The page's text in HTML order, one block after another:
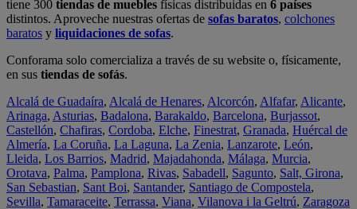
tiene 300 tiendas de muebles físicas distribuidas en 6 países
distintos. Aproveche nuestras ofertas de sofas baratos, colchones
baratos y liquidaciones de sofas.
Conforama solo comercializa a través de su website o, físicamente,
en sus tiendas de sofás.
Alcalá de Guadaíra, Alcalá de Henares, Alcorcón, Alfafar, Alicante,
Arinaga, Asturias, Badalona, Barakaldo, Barcelona, Burjassot,
Castellón, Chafiras, Cordoba, Elche, Finestrat, Granada, Huércal de
Almería, La Coruña, La Laguna, La Zenia, Lanzarote, León,
Lleida, Los Barrios, Madrid, Majadahonda, Málaga, Murcia,
Orotava, Palma, Pamplona, Rivas, Sabadell, Sagunto, Salt, Girona,
San Sebastian, Sant Boi, Santander, Santiago de Compostela,
Sevilla, Tamaraceite, Terrassa, Viana, Vilanova i la Geltrú, Zaragoza